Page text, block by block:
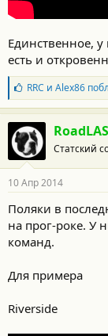
Единственное,
есть и
Б
л
а
г
о
д
а
н
с
т
и
RRC и Alex86
Статский
10 Апр 2014
Поляки в
на прог-роке. У
команд.
Для примера
Riverside